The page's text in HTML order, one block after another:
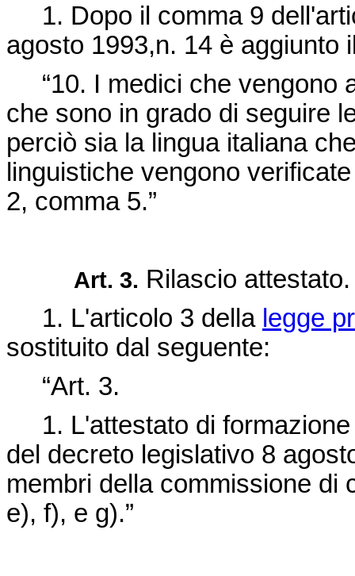
1. Dopo il comma 9
agosto 1993,n. 14 è aggiunto
“10. I medici che vengono
che sono in grado di seguire
perciò sia la lingua italiana
linguistiche vengono
2, comma 5.”
Art. 3. Rilascio attestato.
1. L'articolo 3 della legge
sostituito dal seguente:
“Art. 3.
1. L'attestato di formazione
del decreto legislativo 8
membri della commissione di
e), f), e g).”